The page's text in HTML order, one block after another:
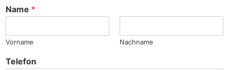
e
Name *
Vorname Nachname
Telefon